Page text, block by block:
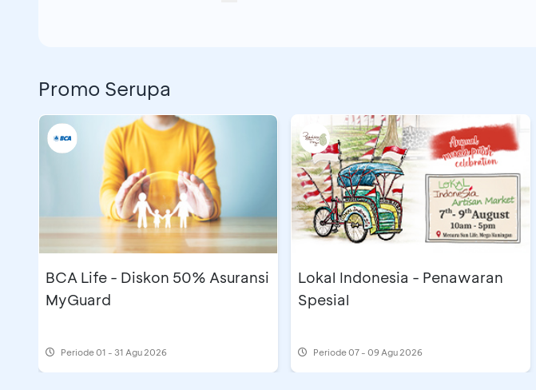
Promo Serupa
BCA Life - Diskon 50% Asuransi
MyGuard
Periode01 - 31 Agu 2026
Lokal Indonesia - Penawaran
Spesial
Periode07 - 09 Agu 2026